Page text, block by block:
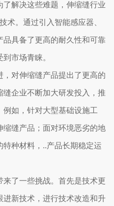
解决这些难题，伸缩缝行业
术。通过引入智能感应器、
具备了更高的耐久性和可靠
市场青睐。
，对伸缩缝产品提出了更高的
企业不断加大研发投入，推
如，针对大型基础设施工
缝产品；面对环境恶劣的地
种材料，..产品长期稳定运
了一些挑战。首先是技术更
新技术，进行技术改造和升